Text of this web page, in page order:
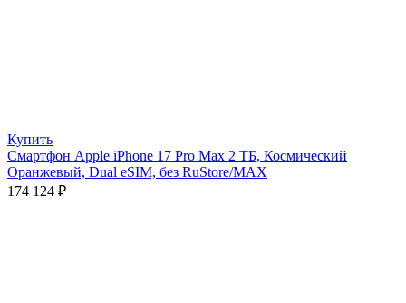
Купить
Смартфон Apple iPhone 17 Pro Max 2 ТБ, Космический
Оранжевый, Dual eSIM, без RuStore/MAX
174 124 ₽